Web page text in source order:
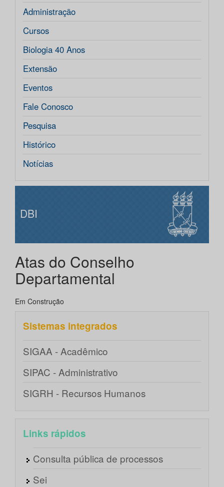
Administração
Cursos
Biologia 40 Anos
Extensão
Eventos
Fale Conosco
Pesquisa
Histórico
Notícias
DBI
Atas do Conselho
Departamental
Em Construção
Sistemas integrados
SIGAA - Acadêmico
SIPAC - Administrativo
SIGRH - Recursos Humanos
Links rápidos
Consulta pública de processos
Sei